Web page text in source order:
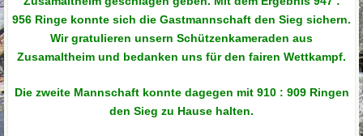
956 Ringe konnte sich die Gastmannschaft den Sieg sichern.
Wir gratulieren unsern Schützenkameraden aus
Zusamaltheim und bedanken uns für den fairen Wettkampf.
Die zweite Mannschaft konnte dagegen mit 910 : 909 Ringen
den Sieg zu Hause halten.